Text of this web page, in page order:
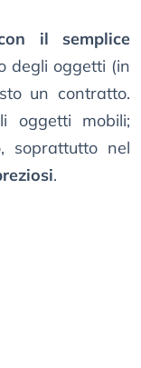
il semplice
degli oggetti (in
un contratto.
oggetti mobili;
soprattutto nel
.